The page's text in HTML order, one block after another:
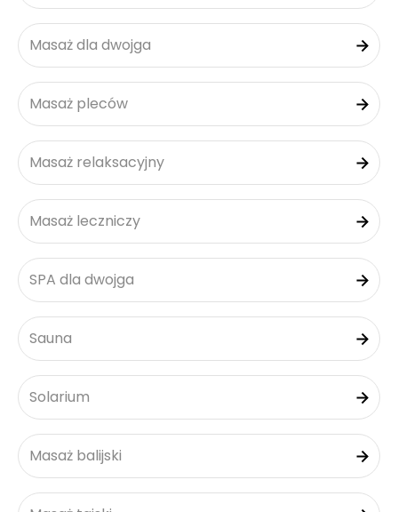
Masaż dla dwojga
Masaż pleców
Masaż relaksacyjny
Masaż leczniczy
SPA dla dwojga
Sauna
Solarium
Masaż balijski